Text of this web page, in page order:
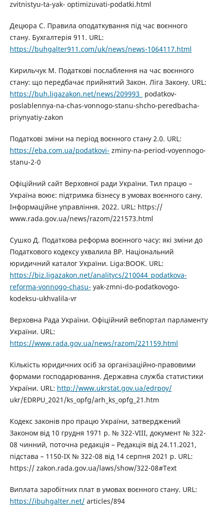
zvitnistyu-ta-yak- optimizuvati-podatki.html
Децюра С. Правила оподаткування під час воєнного
стану. Бухгалтерія 911. URL:
https://buhgalter911.com/uk/news/news-1064117.html
Кирильчук М. Податкові послаблення на час воєнного
стану: що передбачає прийнятий Закон. Ліга Закону. URL:
https://buh.ligazakon.net/news/209993_
podatkov-
poslablennya-na-chas-vonnogo-stanu-shcho-peredbacha-
priynyatiy-zakon
Податкові зміни на період воєнного стану 2.0. URL:
https://eba.com.ua/podatkovi- zminy-na-period-voyennogo-
stanu-2-0
Офіційний сайт Верховної ради України. Тил працю –
Україна воює: підтримка бізнесу в умовах воєнного сану.
Інформаційне управління. 2022. URL: https://
www.rada.gov.ua/news/razom/221573.html
Сушко Д. Податкова реформа воєнного часу: які зміни до
Податкового кодексу ухвалила ВР. Національний
юридичний каталог України. Liga:BOOK. URL:
https://biz.ligazakon.net/analitycs/210044_podatkova-
reforma-vonnogo-chasu- yak-zmni-do-podatkovogo-
kodeksu-ukhvalila-vr
Верховна Рада України. Офіційний вебпортал парламенту
України. URL:
https://www.rada.gov.ua/news/razom/221159.html
Кількість юридичних осіб за організаційно-правовими
формами господарювання. Державна служба статистики
України. URL: http://www.ukrstat.gov.ua/edrpoy/
ukr/EDRPU_2021/ks_opfg/arh_ks_opfg_21.htm
Кодекс законів про працю України, затверджений
Законом від 10 грудня 1971 р. № 322-VIII, документ № 322-
08 чинний, поточна редакція – Редакція від 24.11.2021,
підстава – 1150-IX № 322-08 від 14 серпня 2021 р. URL:
https:// zakon.rada.gov.ua/laws/show/322-08#Text
Виплата заробітних плат в умовах воєнного стану. URL:
https://ibuhgalter.net/articles/894